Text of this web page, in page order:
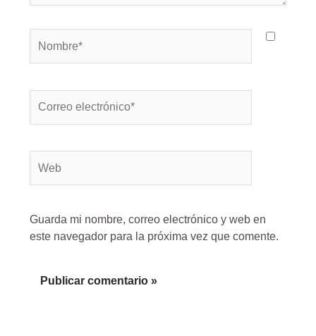
electrónico*
Guarda mi nombre, correo electrónico y web en
este navegador para la próxima vez que comente.